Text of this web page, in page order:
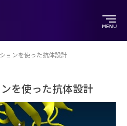
MENU
ョンを使った抗体設計
を使った抗体設計